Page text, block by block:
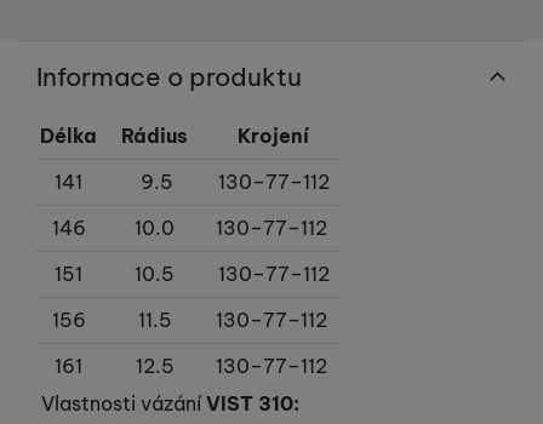
Informace o produktu
Délka Rádius
Krojení
141
9.5
130–77–112
146
10.0
130–77–112
151
10.5
130–77–112
156
11.5
130–77–112
161
12.5
130–77–112
Vlastnosti vázáníVIST 310: